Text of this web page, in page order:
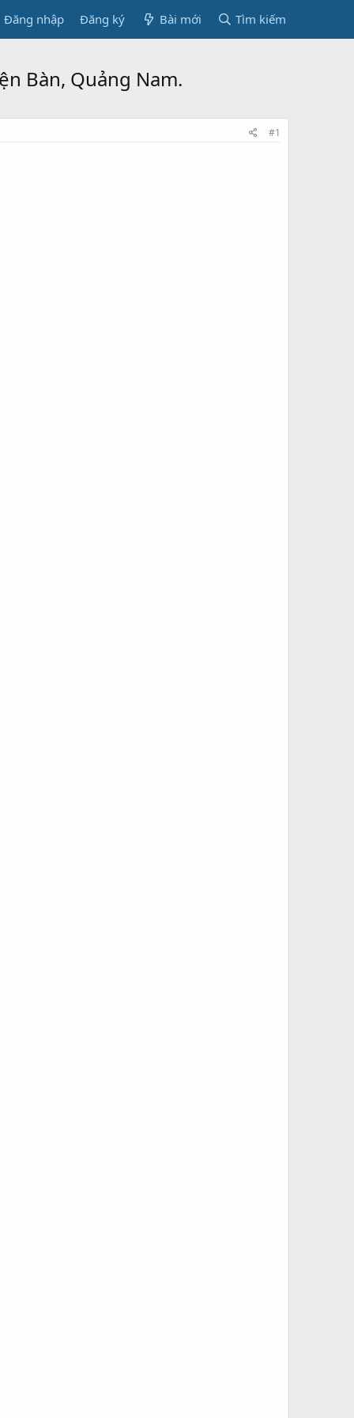
Đăng nhập Đăng ký Bài mới Tìm kiếm
Bàn, Quảng Nam.
#1